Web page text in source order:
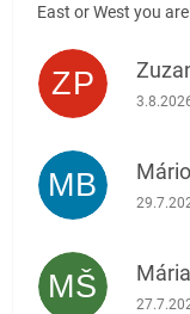
East or West you
ZP
MB
MŠ